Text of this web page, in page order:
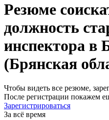
Резюме
должность
инспектора в
(Брянская
Чтобы видеть все резюме,
После регистрации покажем
Зарегистрироваться
За всё время